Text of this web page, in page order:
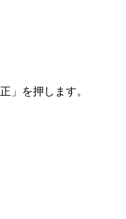
」を押します。